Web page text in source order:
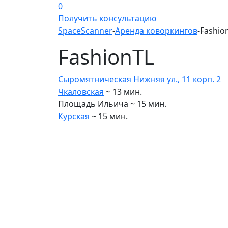
0
Получить консультацию
SpaceScanner-Аренда коворкингов-
FashionTL
Сыромятническая Нижняя ул., 11 корп. 2
Чкаловская ~ 13 мин.
Площадь Ильича ~ 15 мин.
Курская ~ 15 мин.